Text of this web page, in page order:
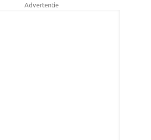
Advertentie